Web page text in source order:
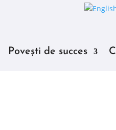
Povești de succes